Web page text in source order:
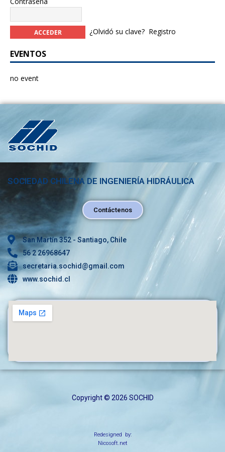
¿Olvidó su clave? Registro
EVENTOS
no event
SOCIEDAD CHILENA DE INGENIERÍA HIDRÁULICA
Contáctenos
San Martín 352 - Santiago, Chile
56 2 26968647
secretaria.sochid@gmail.com
www.sochid.cl
Copyright © 2026 SOCHID
Redesigned by:
Nicosoft.net